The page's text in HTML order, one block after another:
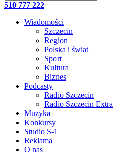
510 777 222
Wiadomości
Szczecin
Region
Polska i świat
Sport
Kultura
Biznes
Podcasty
Radio Szczecin
Radio Szczecin Extra
Muzyka
Konkursy
Studio S-1
Reklama
O nas